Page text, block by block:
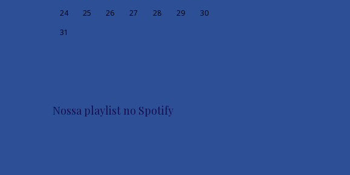
24
25 26 27 28 29
30
31
Nossa playlist no Spotify